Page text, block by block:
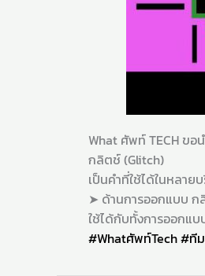
What ศัพท์ TECH ขอ
กลิตช์ (Glitch)
เป็นคำที่ใช้ได้ในหลาย
➤ ด้านการออกแบบ ก
ใช้ได้กับทั้งการออกแ
#Whatศัพท์Tech#ที